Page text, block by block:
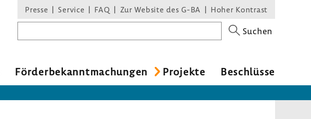
Presse Service FAQ Zur Website des G-BA Hoher Kontrast
Suchen
Förder­be­kannt­ma­chungen Projekte Beschlüsse